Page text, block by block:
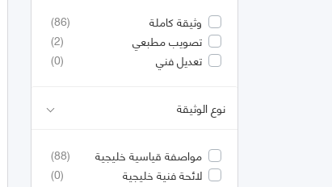
وثيقة كاملة
(86)
تصويب مطبعي
(2)
تعديل فني
(0)
نوع الوثيقة
مواصفة قياسية خليجية
(88)
لائحة فنية خليجية
(0)